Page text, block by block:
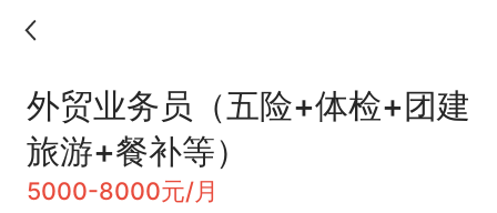
外贸业务员（五险+体检+团建
旅游+餐补等）
5000-8000元/月